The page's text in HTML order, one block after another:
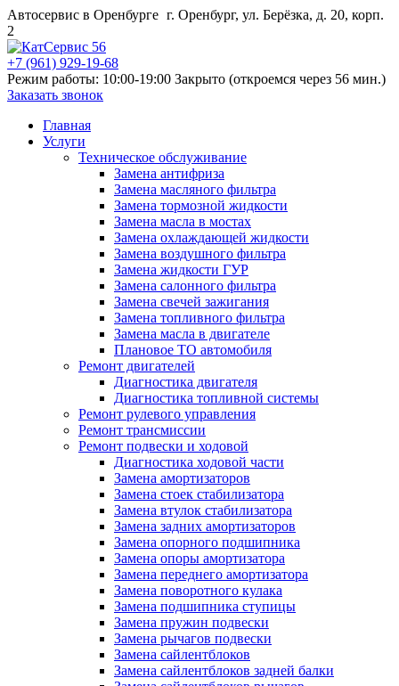
Автосервис в Оренбурге г. Оренбург, ул. Берёзка, д. 20, корп.
2
+7 (961) 929-19-68
Режим работы: 10:00-19:00 Закрыто (откроемся через 56 мин.)
Заказать звонок
Главная
Услуги
Техническое обслуживание
Замена антифриза
Замена масляного фильтра
Замена тормозной жидкости
Замена масла в мостах
Замена охлаждающей жидкости
Замена воздушного фильтра
Замена жидкости ГУР
Замена салонного фильтра
Замена свечей зажигания
Замена топливного фильтра
Замена масла в двигателе
Плановое ТО автомобиля
Ремонт двигателей
Диагностика двигателя
Диагностика топливной системы
Ремонт рулевого управления
Ремонт трансмиссии
Ремонт подвески и ходовой
Диагностика ходовой части
Замена амортизаторов
Замена стоек стабилизатора
Замена втулок стабилизатора
Замена задних амортизаторов
Замена опорного подшипника
Замена опоры амортизатора
Замена переднего амортизатора
Замена поворотного кулака
Замена подшипника ступицы
Замена пружин подвески
Замена рычагов подвески
Замена сайлентблоков
Замена сайлентблоков задней балки